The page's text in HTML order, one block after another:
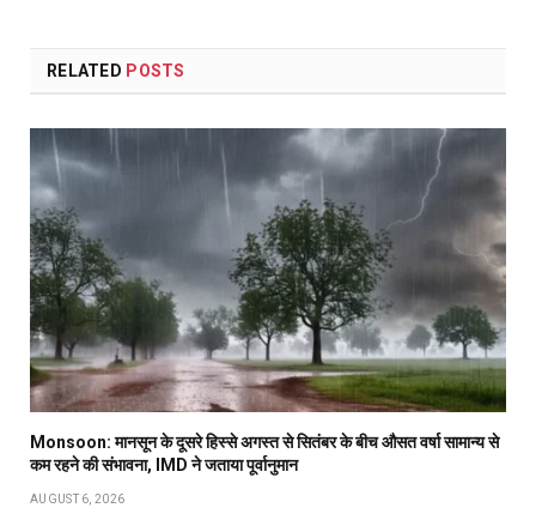
RELATED POSTS
Monsoon: मानसून के दूसरे हिस्से अगस्त से सितंबर के बीच औसत वर्षा सामान्य से
कम रहने की संभावना, IMD ने जताया पूर्वानुमान
AUGUST 6, 2026